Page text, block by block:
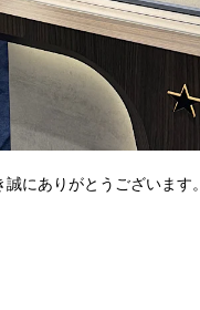
にありがとうございます。